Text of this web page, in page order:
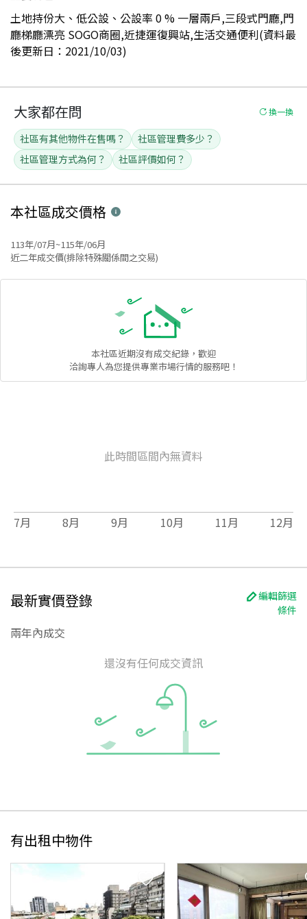
土地持份大、低公設、公設率 0 % 一層兩戶,三段式門廳,門
廳梯廳漂亮 SOGO商圈,近捷運復興站,生活交通便利(資料最
後更新日：2021/10/03)
大家都在問 換一換
社區有其他物件在售嗎？
社區管理費多少？
社區管理方式為何？
社區評價如何？
本社區成交價格
113年/07月~115年/06月
近二年成交價(排除特殊關係間之交易)
本社區近期沒有成交紀錄，歡迎
洽詢專人為您提供專業市場行情的服務吧！
此時間區間內無資料
7月 8月 9月 10月 11月 12月
最新實價登錄
編輯篩選
條件
兩年內成交
還沒有任何成交資訊
有出租中物件